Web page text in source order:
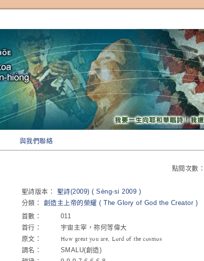
與我們聯絡
點閱次數：
聖詩版本： 聖詩(2009) ( Sèng-si 2009 )
分類： 創造主上帝的榮耀 ( The Glory of God the Creator )
首數：
011
首行：
宇宙主宰，祢何等偉大
原文：
How great you are, Lord of the cosmos
調名：
SMALU(創造)